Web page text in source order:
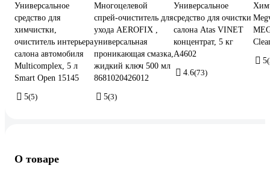
Универсальное
средство для
химчистки,
очиститель интерьера
салона автомобиля
Multicomplex, 5 л
Smart Open 15145
5(5)
Многоцелевой
спрей-очиститель для
ухода AEROFIX ,
универсальная
проникающая смазка,
жидкий ключ 500 мл
8681020426012
5(3)
Универсальное
средство для очистки
салона Atas VINET
концентрат, 5 кг
A4602
4.6(73)
5
О товаре